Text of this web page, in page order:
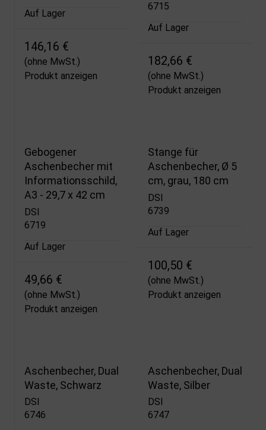
Auf Lager
146,16 €
(ohne MwSt.)
Produkt anzeigen
6715
Auf Lager
182,66 €
(ohne MwSt.)
Produkt anzeigen
Gebogener
Aschenbecher mit
Informationsschild,
A3 - 29,7 x 42 cm
DSI
6719
Auf Lager
49,66 €
(ohne MwSt.)
Produkt anzeigen
Stange für
Aschenbecher, Ø 5
cm, grau, 180 cm
DSI
6739
Auf Lager
100,50 €
(ohne MwSt.)
Produkt anzeigen
Aschenbecher, Dual
Waste, Schwarz
DSI
6746
Aschenbecher, Dual
Waste, Silber
DSI
6747